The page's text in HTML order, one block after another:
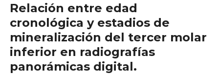
Relación entre edad
cronológica y estadios de
mineralización del tercer molar
inferior en radiografías
panorámicas digital.